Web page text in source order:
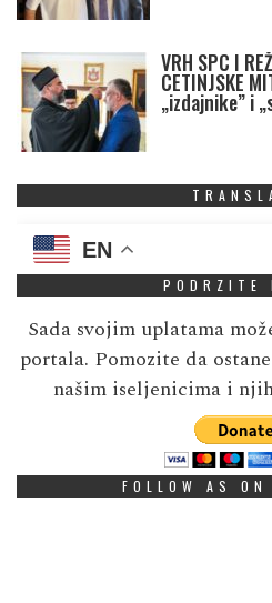
VRH SPC I
CETINJSKE
„izdajnike” i
EN
PODRZITE
Sada svojim uplatama
portala. Pomozite da
našim iseljenicima i
FOLLOW AS ON